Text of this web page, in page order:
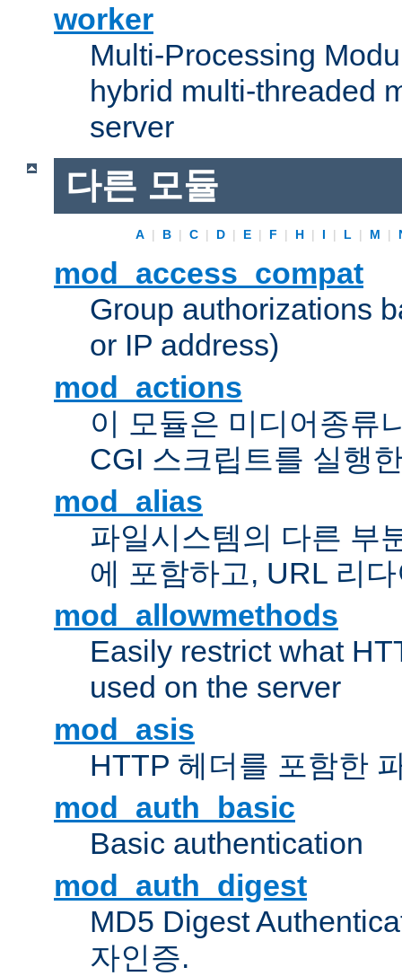
worker
Multi-Processing
hybrid multi-threaded
server
다른 모듈
A | B | C | D | E | F | H | I | L | M |
mod_access_compat
Group authorizations
or IP address)
mod_actions
이 모듈은 미디어종류
CGI 스크립트를 실행
mod_alias
파일시스템의 다른 부
에 포함하고, URL 리
mod_allowmethods
Easily restrict what
used on the server
mod_asis
HTTP 헤더를 포함한
mod_auth_basic
Basic authentication
mod_auth_digest
MD5 Digest
자인증.